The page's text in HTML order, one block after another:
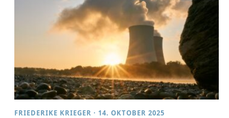
FRIEDERIKE KRIEGER · 14. OKTOBER 2025